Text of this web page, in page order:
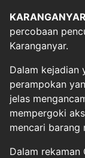
percobaan
Karanganyar.
Dalam kejadian
perampokan
jelas
mempergoki
mencari barang
Dalam